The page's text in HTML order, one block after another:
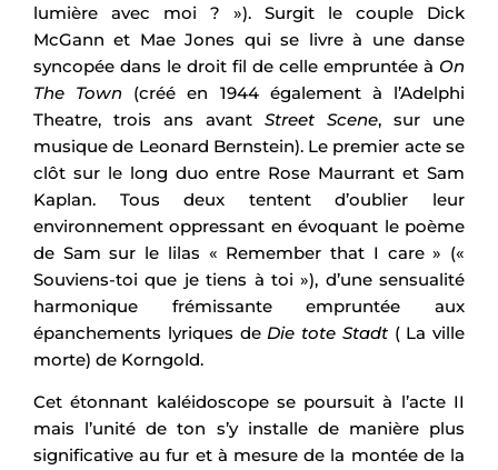
lumière avec moi ? »). Surgit le couple Dick
McGann et Mae Jones qui se livre à une danse
syncopée dans le droit fil de celle empruntée à On
The Town (créé en 1944 également à l’Adelphi
Theatre, trois ans avant Street Scene, sur une
musique de Leonard Bernstein). Le premier acte se
clôt sur le long duo entre Rose Maurrant et Sam
Kaplan. Tous deux tentent d’oublier leur
environnement oppressant en évoquant le poème
de Sam sur le lilas « Remember that I care » («
Souviens-toi que je tiens à toi »), d’une sensualité
harmonique frémissante empruntée aux
épanchements lyriques deDie tote Stadt( La ville
morte) de Korngold.
Cet étonnant kaléidoscope se poursuit à l’acte II
mais l’unité de ton s’y installe de manière plus
significative au fur et à mesure de la montée de la